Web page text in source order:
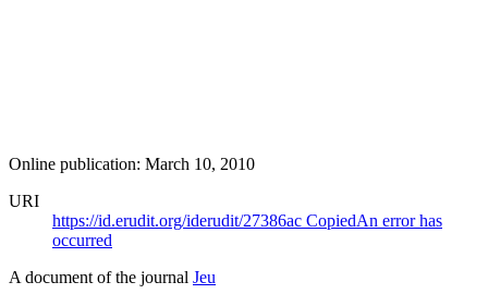
Online publication: March 10, 2010
URI
https://id.erudit.org/iderudit/27386ac CopiedAn error has
occurred
A document of the journal Jeu